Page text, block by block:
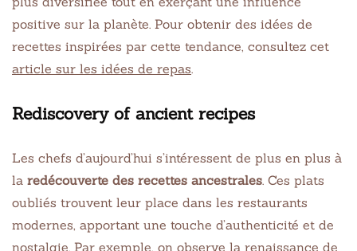
positive sur la planète. Pour obtenir des idées de
recettes inspirées par cette tendance, consultez cet
article sur les idées de repas.
Rediscovery of ancient recipes
Les chefs d’aujourd’hui s’intéressent de plus en plus à
la redécouverte des recettes ancestrales. Ces plats
oubliés trouvent leur place dans les restaurants
modernes, apportant une touche d’authenticité et de
nostalgie. Par exemple, on observe la renaissance de